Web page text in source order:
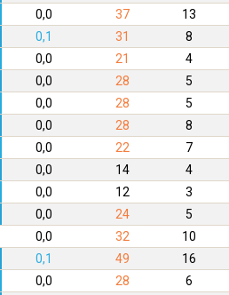
0,0 37 13
0,1 31 8
0,0 21 4
0,0 28 5
0,0 28 5
0,0 28 8
0,0 22 7
0,0 14 4
0,0 12 3
0,0 24 5
0,0 32 10
0,1 49 16
0,0 28 6